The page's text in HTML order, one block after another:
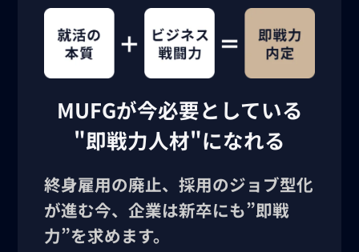
MUFGが今必要としている
"即戦力人材"になれる
終身雇用の廃止、採用のジョブ型化
が進む今、企業は新卒にも”即戦
力”を求めます。